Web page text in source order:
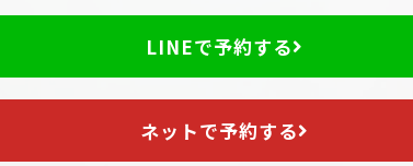
LINEで予約する
ネットで予約する